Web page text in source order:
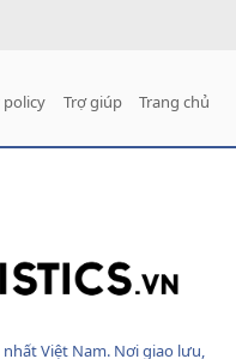
policy Trợ giúp Trang chủ
Việt Nam. Nơi giao lưu,